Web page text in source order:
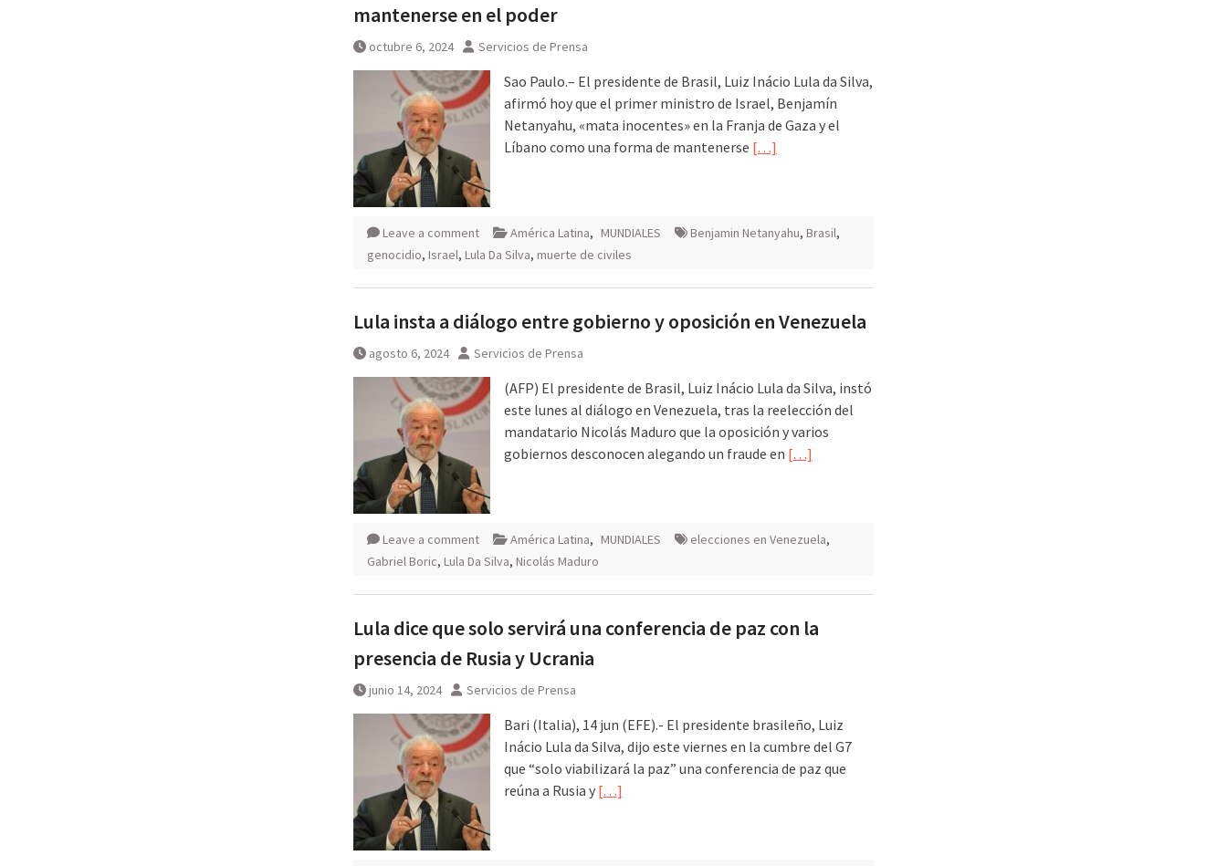
mantenerse en el poder
octubre 6, 2024 Servicios de Prensa
Sao Paulo.– El presidente de Brasil, Luiz Inácio Lula da Silva,
afirmó hoy que el primer ministro de Israel, Benjamín
Netanyahu, «mata inocentes» en la Franja de Gaza y el
Líbano como una forma de mantenerse […]
Leave a comment América Latina, MUNDIALES Benjamin Netanyahu, Brasil,
genocidio, Israel, Lula Da Silva, muerte de civiles
Lula insta a diálogo entre gobierno y oposición en Venezuela
agosto 6, 2024 Servicios de Prensa
(AFP) El presidente de Brasil, Luiz Inácio Lula da Silva, instó
este lunes al diálogo en Venezuela, tras la reelección del
mandatario Nicolás Maduro que la oposición y varios
gobiernos desconocen alegando un fraude en […]
Leave a comment América Latina, MUNDIALES elecciones en Venezuela,
Gabriel Boric, Lula Da Silva, Nicolás Maduro
Lula dice que solo servirá una conferencia de paz con la
presencia de Rusia y Ucrania
junio 14, 2024 Servicios de Prensa
Bari (Italia), 14 jun (EFE).- El presidente brasileño, Luiz
Inácio Lula da Silva, dijo este viernes en la cumbre del G7
que “solo viabilizará la paz” una conferencia de paz que
reúna a Rusia y […]